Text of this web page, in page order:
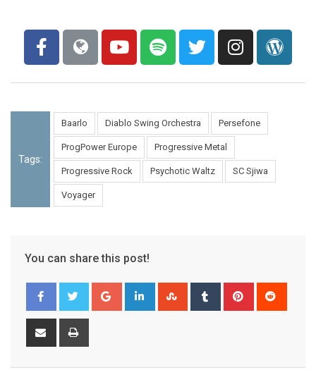
Tags:
Baarlo Diablo Swing Orchestra Persefone
ProgPower Europe Progressive Metal
Progressive Rock Psychotic Waltz SC Sjiwa
Voyager
You can share this post!